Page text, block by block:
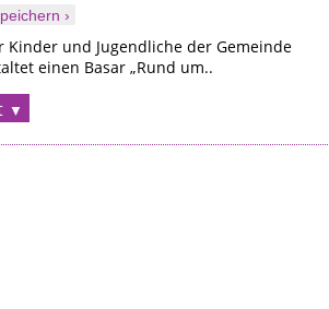
›
Kinder und Jugendliche der Gemeinde
einen Basar „Rund um..